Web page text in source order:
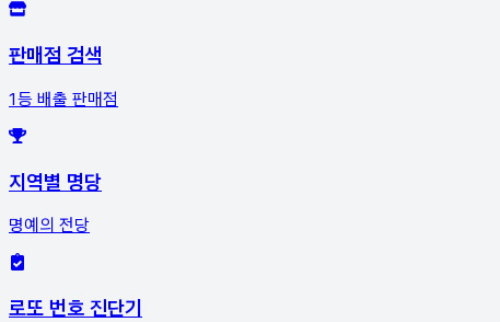
판매점 검색
1등 배출 판매점
지역별 명당
명예의 전당
로또 번호 진단기